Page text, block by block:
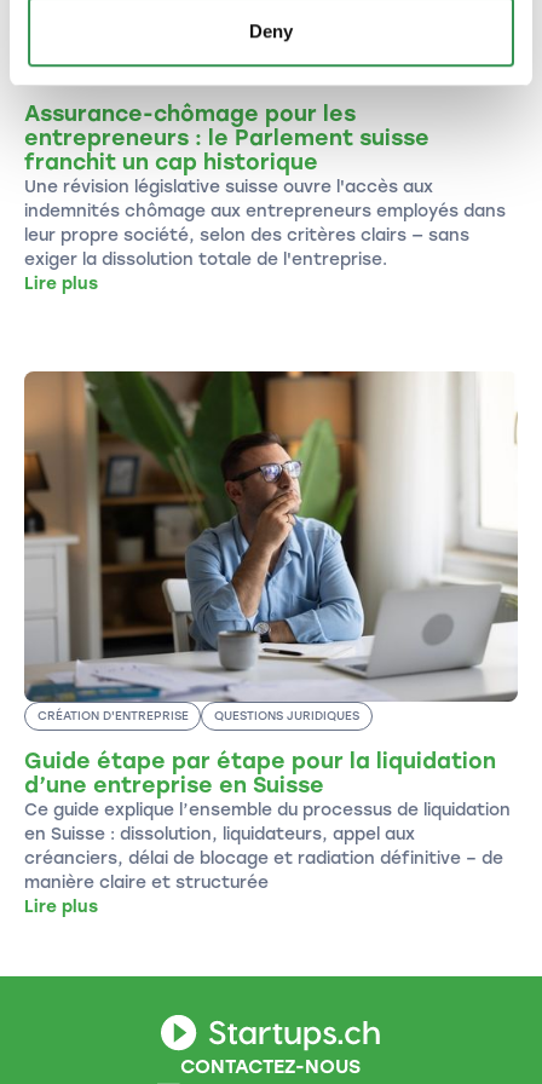
Deny
QUESTIONS JURIDIQUES
Assurance-chômage pour les
entrepreneurs : le Parlement suisse
franchit un cap historique
Une révision législative suisse ouvre l'accès aux
indemnités chômage aux entrepreneurs employés dans
leur propre société, selon des critères clairs — sans
exiger la dissolution totale de l'entreprise.
Lire plus
CRÉATION D'ENTREPRISE QUESTIONS JURIDIQUES
Guide étape par étape pour la liquidation
d’une entreprise en Suisse
Ce guide explique l’ensemble du processus de liquidation
en Suisse : dissolution, liquidateurs, appel aux
créanciers, délai de blocage et radiation définitive – de
manière claire et structurée
Lire plus
CONTACTEZ-NOUS